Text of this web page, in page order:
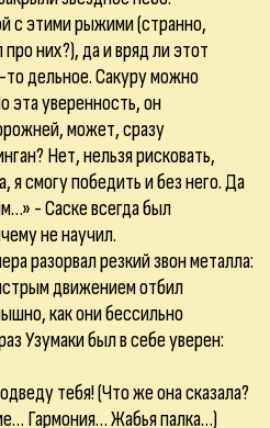
с этими рыжими (странно,
них?), да и вряд ли этот
дельное. Сакуру можно
эта уверенность, он
может, сразу
Нет, нельзя рисковать,
я смогу победить и без него. Да
- Саске всегда был
не научил.
разорвал резкий звон металла:
движением отбил
как они бессильно
Узумаки был в себе уверен:
тебя! (Что же она сказала?
Гармония… Жабья палка…)